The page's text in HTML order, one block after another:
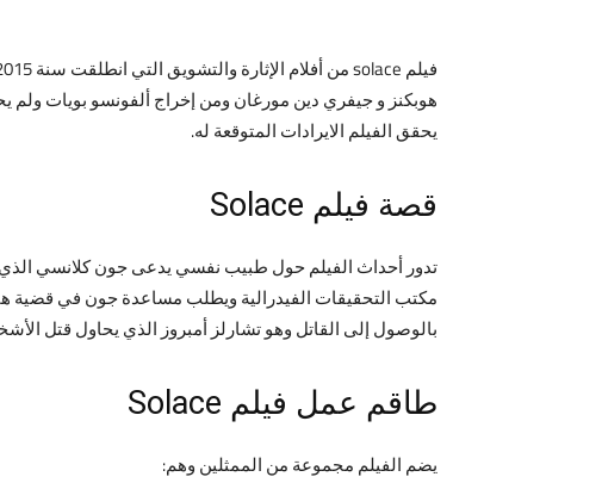
هوبكنز و جيفري دين مورغان ومن إخراج ألفونسو بويات ولم
يحقق الفيلم الايرادات المتوقعة له.
قصة فيلم Solace
تدور أحداث الفيلم حول طبيب نفسي يدعى جون كلانسي الذي
مكتب التحقيقات الفيدرالية ويطلب مساعدة جون في قضية
بالوصول إلى القاتل وهو تشارلز أمبروز الذي يحاول قتل
طاقم عمل فيلم Solace
يضم الفيلم مجموعة من الممثلين وهم: